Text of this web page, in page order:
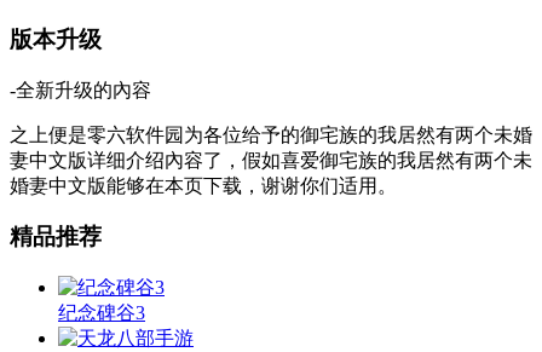
版本升级
-全新升级的內容
之上便是零六软件园为各位给予的御宅族的我居然有两个未婚
妻中文版详细介绍內容了，假如喜爱御宅族的我居然有两个未
婚妻中文版能够在本页下载，谢谢你们适用。
精品推荐
纪念碑谷3